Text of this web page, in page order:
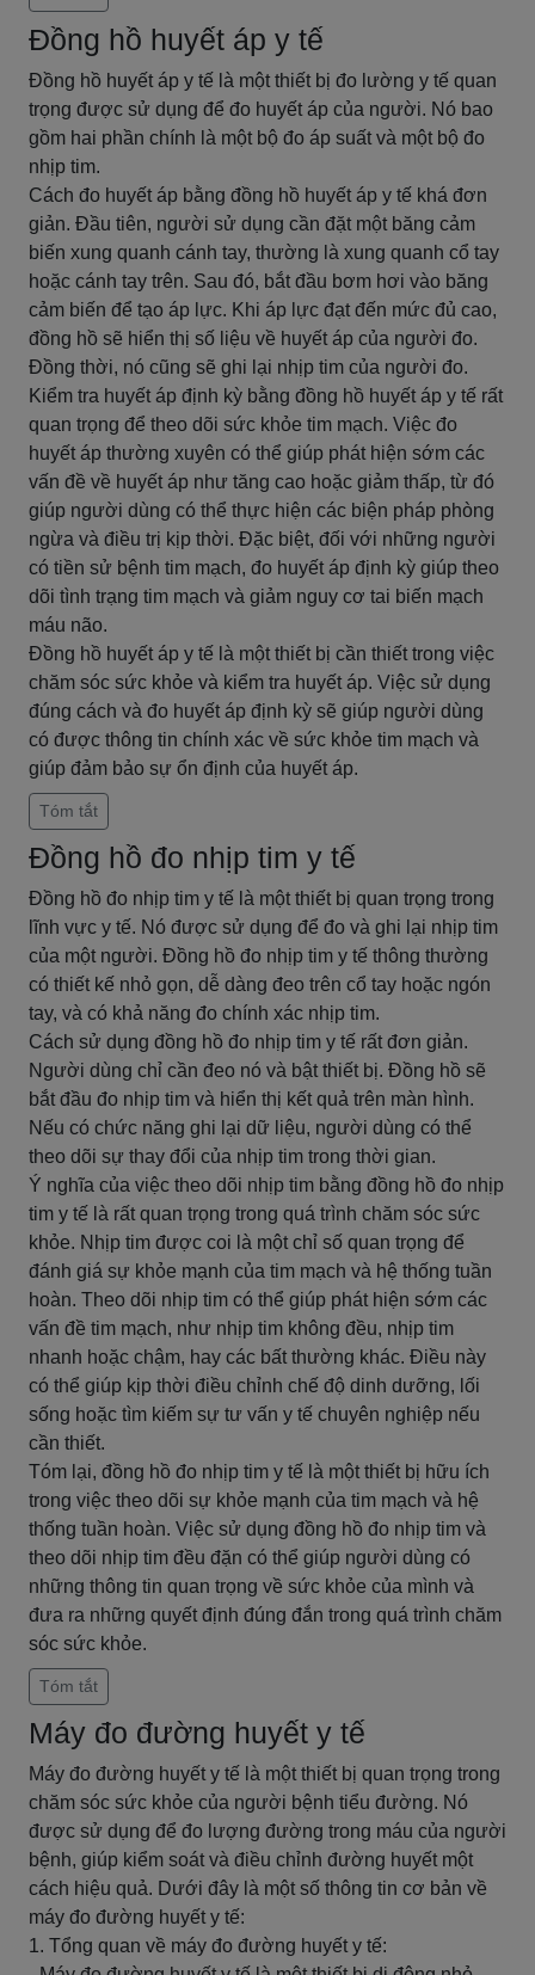
Đồng hồ huyết áp y tế
Đồng hồ huyết áp y tế là một thiết bị đo lường y tế quan
trọng được sử dụng để đo huyết áp của người. Nó bao
gồm hai phần chính là một bộ đo áp suất và một bộ đo
nhịp tim.
Cách đo huyết áp bằng đồng hồ huyết áp y tế khá đơn
giản. Đầu tiên, người sử dụng cần đặt một băng cảm
biến xung quanh cánh tay, thường là xung quanh cổ tay
hoặc cánh tay trên. Sau đó, bắt đầu bơm hơi vào băng
cảm biến để tạo áp lực. Khi áp lực đạt đến mức đủ cao,
đồng hồ sẽ hiển thị số liệu về huyết áp của người đo.
Đồng thời, nó cũng sẽ ghi lại nhịp tim của người đo.
Kiểm tra huyết áp định kỳ bằng đồng hồ huyết áp y tế rất
quan trọng để theo dõi sức khỏe tim mạch. Việc đo
huyết áp thường xuyên có thể giúp phát hiện sớm các
vấn đề về huyết áp như tăng cao hoặc giảm thấp, từ đó
giúp người dùng có thể thực hiện các biện pháp phòng
ngừa và điều trị kịp thời. Đặc biệt, đối với những người
có tiền sử bệnh tim mạch, đo huyết áp định kỳ giúp theo
dõi tình trạng tim mạch và giảm nguy cơ tai biến mạch
máu não.
Đồng hồ huyết áp y tế là một thiết bị cần thiết trong việc
chăm sóc sức khỏe và kiểm tra huyết áp. Việc sử dụng
đúng cách và đo huyết áp định kỳ sẽ giúp người dùng
có được thông tin chính xác về sức khỏe tim mạch và
giúp đảm bảo sự ổn định của huyết áp.
Tóm tắt
Đồng hồ đo nhịp tim y tế
Đồng hồ đo nhịp tim y tế là một thiết bị quan trọng trong
lĩnh vực y tế. Nó được sử dụng để đo và ghi lại nhịp tim
của một người. Đồng hồ đo nhịp tim y tế thông thường
có thiết kế nhỏ gọn, dễ dàng đeo trên cổ tay hoặc ngón
tay, và có khả năng đo chính xác nhịp tim.
Cách sử dụng đồng hồ đo nhịp tim y tế rất đơn giản.
Người dùng chỉ cần đeo nó và bật thiết bị. Đồng hồ sẽ
bắt đầu đo nhịp tim và hiển thị kết quả trên màn hình.
Nếu có chức năng ghi lại dữ liệu, người dùng có thể
theo dõi sự thay đổi của nhịp tim trong thời gian.
Ý nghĩa của việc theo dõi nhịp tim bằng đồng hồ đo nhịp
tim y tế là rất quan trọng trong quá trình chăm sóc sức
khỏe. Nhịp tim được coi là một chỉ số quan trọng để
đánh giá sự khỏe mạnh của tim mạch và hệ thống tuần
hoàn. Theo dõi nhịp tim có thể giúp phát hiện sớm các
vấn đề tim mạch, như nhịp tim không đều, nhịp tim
nhanh hoặc chậm, hay các bất thường khác. Điều này
có thể giúp kịp thời điều chỉnh chế độ dinh dưỡng, lối
sống hoặc tìm kiếm sự tư vấn y tế chuyên nghiệp nếu
cần thiết.
Tóm lại, đồng hồ đo nhịp tim y tế là một thiết bị hữu ích
trong việc theo dõi sự khỏe mạnh của tim mạch và hệ
thống tuần hoàn. Việc sử dụng đồng hồ đo nhịp tim và
theo dõi nhịp tim đều đặn có thể giúp người dùng có
những thông tin quan trọng về sức khỏe của mình và
đưa ra những quyết định đúng đắn trong quá trình chăm
sóc sức khỏe.
Tóm tắt
Máy đo đường huyết y tế
Máy đo đường huyết y tế là một thiết bị quan trọng trong
chăm sóc sức khỏe của người bệnh tiểu đường. Nó
được sử dụng để đo lượng đường trong máu của người
bệnh, giúp kiểm soát và điều chỉnh đường huyết một
cách hiệu quả. Dưới đây là một số thông tin cơ bản về
máy đo đường huyết y tế:
1. Tổng quan về máy đo đường huyết y tế: